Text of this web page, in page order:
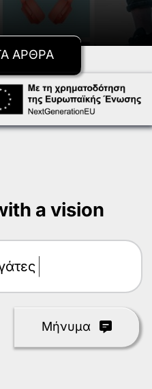
ΑΡΘΡΑ
a vision
Mήνυμα